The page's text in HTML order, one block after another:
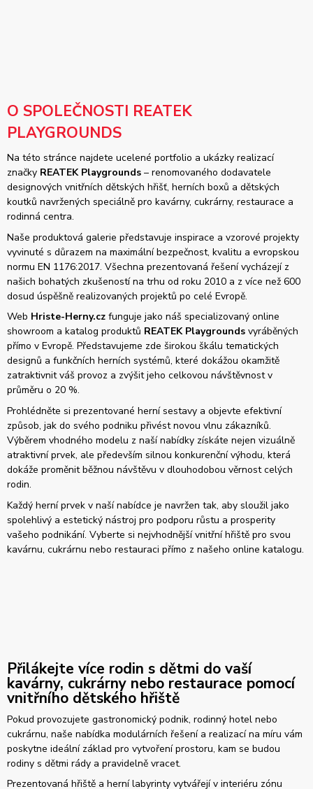
O SPOLEČNOSTI REATEK
PLAYGROUNDS
Na této stránce najdete ucelené portfolio a ukázky realizací
značky REATEK Playgrounds – renomovaného dodavatele
designových vnitřních dětských hřišť, herních boxů a dětských
koutků navržených speciálně pro kavárny, cukrárny, restaurace a
rodinná centra.
Naše produktová galerie představuje inspirace a vzorové projekty
vyvinuté s důrazem na maximální bezpečnost, kvalitu a evropskou
normu EN 1176:2017. Všechna prezentovaná řešení vycházejí z
našich bohatých zkušeností na trhu od roku 2010 a z více než 600
dosud úspěšně realizovaných projektů po celé Evropě.
Web Hriste-Herny.cz funguje jako náš specializovaný online
showroom a katalog produktů REATEK Playgrounds vyráběných
přímo v Evropě. Představujeme zde širokou škálu tematických
designů a funkčních herních systémů, které dokážou okamžitě
zatraktivnit váš provoz a zvýšit jeho celkovou návštěvnost v
průměru o 20 %.
Prohlédněte si prezentované herní sestavy a objevte efektivní
způsob, jak do svého podniku přivést novou vlnu zákazníků.
Výběrem vhodného modelu z naší nabídky získáte nejen vizuálně
atraktivní prvek, ale především silnou konkurenční výhodu, která
dokáže proměnit běžnou návštěvu v dlouhodobou věrnost celých
rodin.
Každý herní prvek v naší nabídce je navržen tak, aby sloužil jako
spolehlivý a estetický nástroj pro podporu růstu a prosperity
vašeho podnikání. Vyberte si nejvhodnější vnitřní hřiště pro svou
kavárnu, cukrárnu nebo restauraci přímo z našeho online katalogu.
Přilákejte více rodin s dětmi do vaší
kavárny, cukrárny nebo restaurace pomocí
vnitřního dětského hřiště
Pokud provozujete gastronomický podnik, rodinný hotel nebo
cukrárnu, naše nabídka modulárních řešení a realizací na míru vám
poskytne ideální základ pro vytvoření prostoru, kam se budou
rodiny s dětmi rády a pravidelně vracet.
Prezentovaná hřiště a herní labyrinty vytvářejí v interiéru zónu